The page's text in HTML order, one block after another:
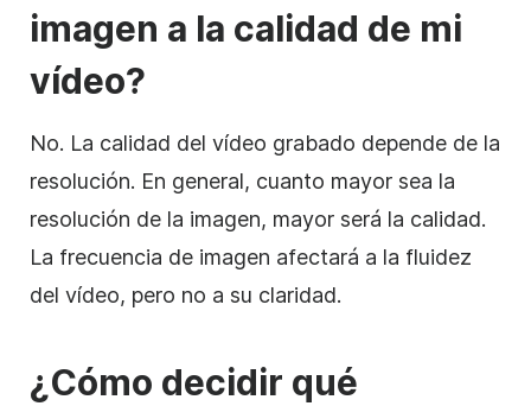
imagen a la calidad de mi
vídeo?
No. La calidad del vídeo grabado depende de la
resolución. En general, cuanto mayor sea la
resolución de la imagen, mayor será la calidad.
La frecuencia de imagen afectará a la fluidez
del vídeo, pero no a su claridad.
¿Cómo decidir qué